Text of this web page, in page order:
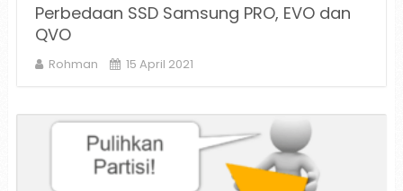
Perbedaan SSD Samsung PRO, EVO dan
QVO
Rohman 15 April 2021